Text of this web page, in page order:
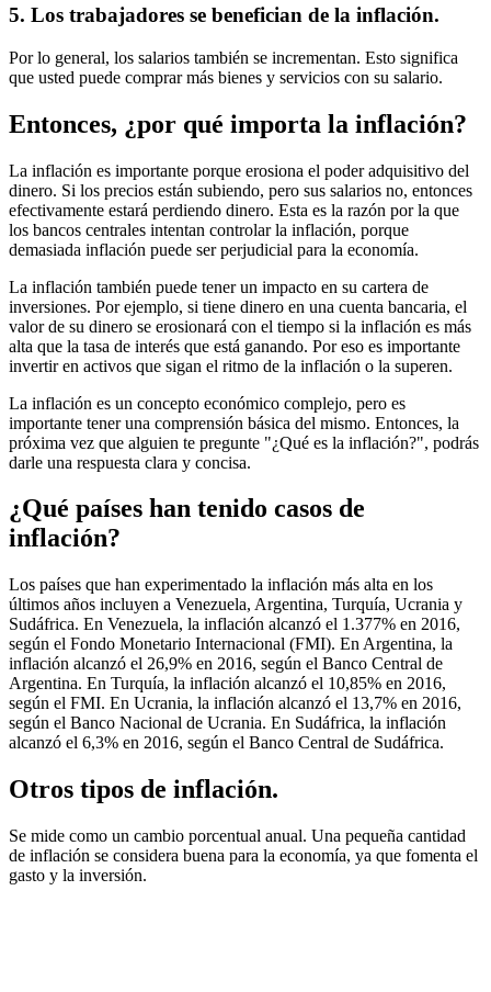
5. Los trabajadores se benefician de la inflación.
Por lo general, los salarios también se incrementan. Esto significa
que usted puede comprar más bienes y servicios con su salario.
Entonces, ¿por qué importa la inflación?
La inflación es importante porque erosiona el poder adquisitivo del
dinero. Si los precios están subiendo, pero sus salarios no, entonces
efectivamente estará perdiendo dinero. Esta es la razón por la que
los bancos centrales intentan controlar la inflación, porque
demasiada inflación puede ser perjudicial para la economía.
La inflación también puede tener un impacto en su cartera de
inversiones. Por ejemplo, si tiene dinero en una cuenta bancaria, el
valor de su dinero se erosionará con el tiempo si la inflación es más
alta que la tasa de interés que está ganando. Por eso es importante
invertir en activos que sigan el ritmo de la inflación o la superen.
La inflación es un concepto económico complejo, pero es
importante tener una comprensión básica del mismo. Entonces, la
próxima vez que alguien te pregunte "¿Qué es la inflación?", podrás
darle una respuesta clara y concisa.
¿Qué países han tenido casos de
inflación?
Los países que han experimentado la inflación más alta en los
últimos años incluyen a Venezuela, Argentina, Turquía, Ucrania y
Sudáfrica. En Venezuela, la inflación alcanzó el 1.377% en 2016,
según el Fondo Monetario Internacional (FMI). En Argentina, la
inflación alcanzó el 26,9% en 2016, según el Banco Central de
Argentina. En Turquía, la inflación alcanzó el 10,85% en 2016,
según el FMI. En Ucrania, la inflación alcanzó el 13,7% en 2016,
según el Banco Nacional de Ucrania. En Sudáfrica, la inflación
alcanzó el 6,3% en 2016, según el Banco Central de Sudáfrica.
Otros tipos de inflación.
Se mide como un cambio porcentual anual. Una pequeña cantidad
de inflación se considera buena para la economía, ya que fomenta el
gasto y la inversión.